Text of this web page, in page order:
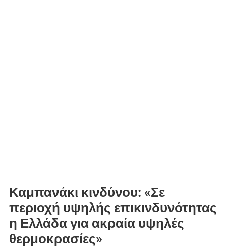
Καμπανάκι κινδύνου: «Σε
περιοχή υψηλής επικινδυνότητας
η Ελλάδα για ακραία υψηλές
θερμοκρασίες»